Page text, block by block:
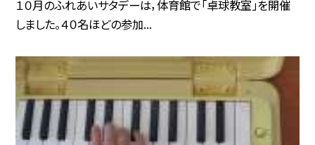
１０月のふれあいサタデーは，体育館で「卓球教室」を開催
しました。４０名ほどの参加...